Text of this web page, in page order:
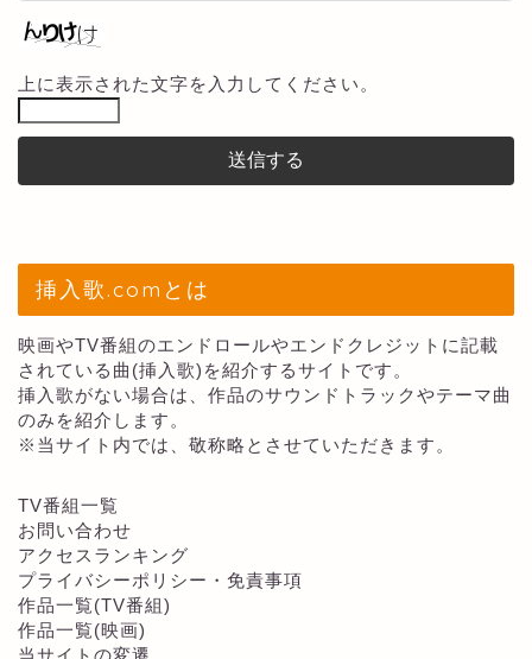
上に表示された文字を入力してください。
挿入歌.comとは
映画やTV番組のエンドロールやエンドクレジットに記載
されている曲(挿入歌)を紹介するサイトです。
挿入歌がない場合は、作品のサウンドトラックやテーマ曲
のみを紹介します。
※当サイト内では、敬称略とさせていただきます。
TV番組一覧
お問い合わせ
アクセスランキング
プライバシーポリシー・免責事項
作品一覧(TV番組)
作品一覧(映画)
当サイトの変遷